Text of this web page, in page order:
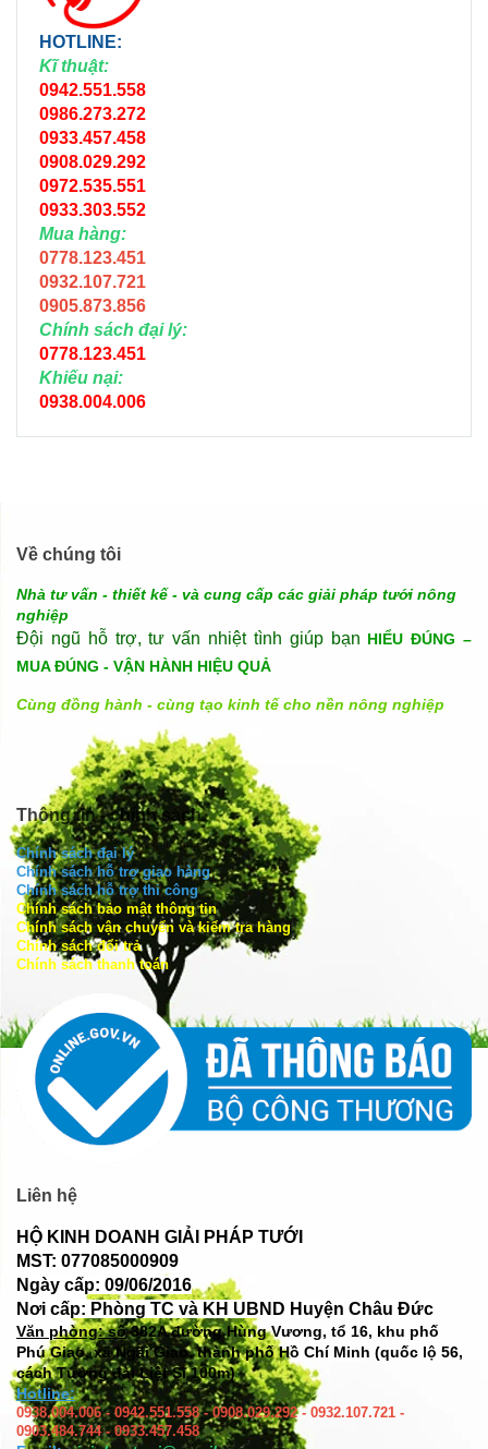
HOTLINE:
Kĩ thuật:
0942.551.558
0986.273.272
0933.457.458
0908.029.292
0972.535.551
0933.303.552
Mua hàng:
0778.123.451
0932.107.721
0905.873.856
Chính sách đại lý:
0778.123.451
Khiếu nại:
0938.004.006
Về chúng tôi
Nhà tư vấn - thiết kế - và cung cấp các giải pháp tưới nông
nghiệp
Đội ngũ hỗ trợ, tư vấn nhiệt tình giúp bạn HIỂU ĐÚNG –
MUA ĐÚNG - VẬN HÀNH HIỆU QUẢ
Cùng đồng hành - cùng tạo kinh tế cho nền nông nghiệp
Thông tin - chính sách
Chính sách đại lý
Chính sách hỗ trợ giao hàng
Chính sách hỗ trợ thi công
Chính sách bảo mật thông tin
Chính sách vận chuyển và kiểm tra hàng
Chính sách đổi trả
Chính sách thanh toán
Liên hệ
HỘ KINH DOANH GIẢI PHÁP TƯỚI
MST: 077085000909
Ngày cấp: 09/06/2016
Nơi cấp: Phòng TC và KH UBND Huyện Châu Đức
Văn phòng: số382A đường Hùng Vương, tổ 16, khu phố
Phú Giao, xã Ngãi Giao, thành phố Hồ Chí Minh (quốc lộ 56,
cách Tượng đài Liệt Sĩ 100m)
Hotline:
0938.004.006 - 0942.551.558 - 0908.029.292 - 0932.107.721 -
0903.484.744 - 0933.457.458